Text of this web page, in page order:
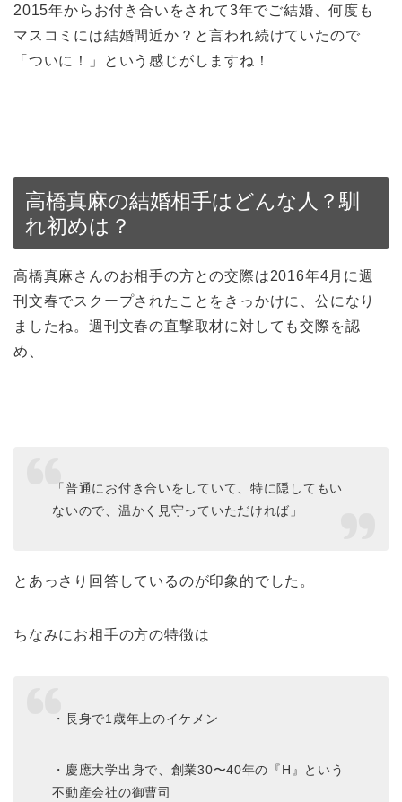
2015年からお付き合いをされて3年でご結婚、何度も
マスコミには結婚間近か？と言われ続けていたので
「ついに！」という感じがしますね！
高橋真麻の結婚相手はどんな人？馴
れ初めは？
高橋真麻さんのお相手の方との交際は2016年4月に週
刊文春でスクープされたことをきっかけに、公になり
ましたね。週刊文春の直撃取材に対しても交際を認
め、
「普通にお付き合いをしていて、特に隠してもい
ないので、温かく見守っていただければ」
とあっさり回答しているのが印象的でした。
ちなみにお相手の方の特徴は
・長身で1歳年上のイケメン
・慶應大学出身で、創業30〜40年の『H』という
不動産会社の御曹司